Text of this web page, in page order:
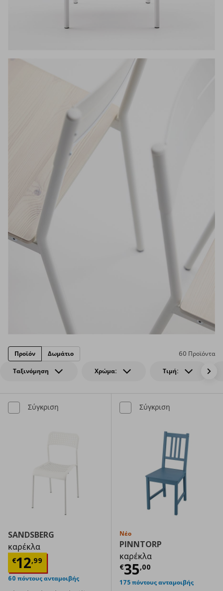
Ταξινόμηση Χρώμα: Τιμή:
60 Προϊόντα
Προϊόν Δωμάτιο
Σύγκριση
SANDSBERG
καρέκλα
€12,99
Τρέχουσα τιμή € 12,99
60 πόντους ανταμοιβής
Σύγκριση
Νέο
PINNTORP
καρέκλα
€35,00
Τρέχουσα
175 πόντους ανταμοιβής